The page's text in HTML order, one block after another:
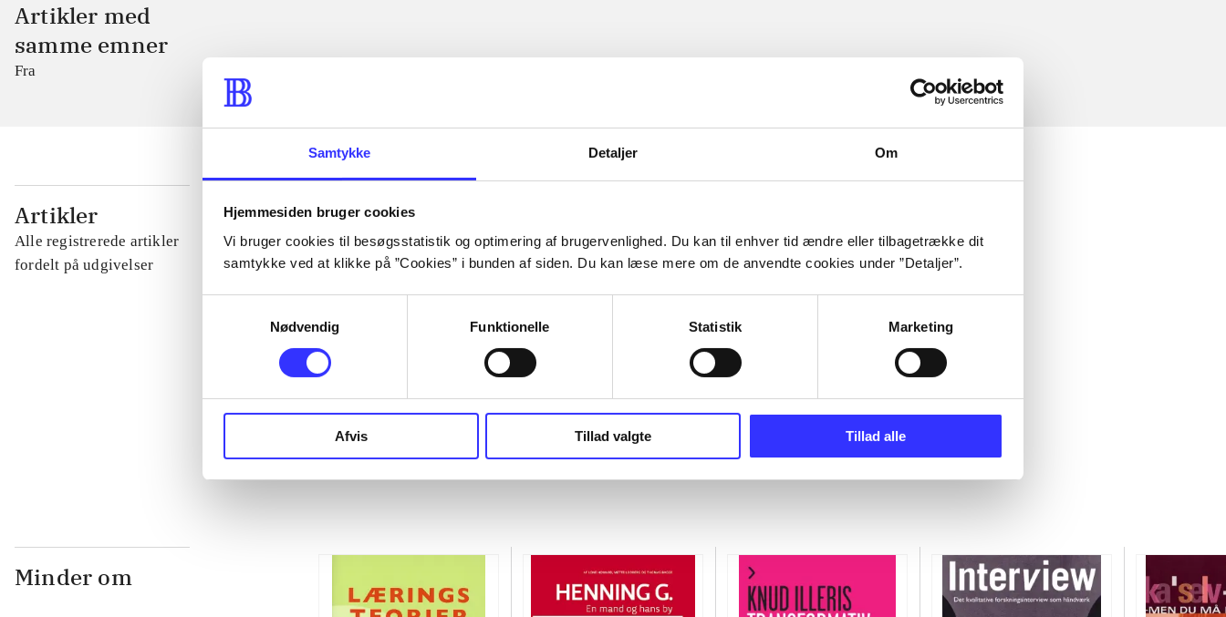
Samtykke Detaljer Om
Hjemmesiden bruger cookies
Vi bruger cookies til besøgsstatistik og optimering af brugervenlighed. Du kan til enhver tid ændre eller tilbagetrække dit
samtykke ved at klikke på ”Cookies” i bunden af siden. Du kan læse mere om de anvendte cookies under ”Detaljer”.
Nødvendig
Funktionelle Statistik Marketing
Afvis Tillad valgte Tillad alle
Artikler med
samme emner
Fra
Artikler
Alle registrerede artikler
fordelt på udgivelser
...
...
...
Minder om